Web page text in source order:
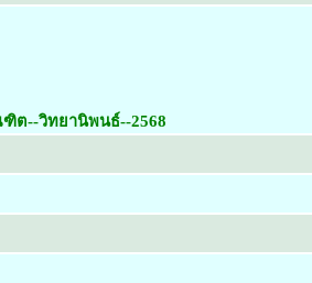
ต--วิทยานิพนธ์--2568